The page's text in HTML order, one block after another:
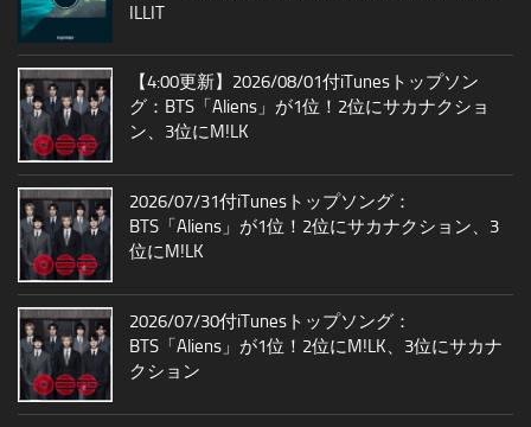
ILLIT
【4:00更新】2026/08/01付iTunesトップソン
グ：BTS「Aliens」が1位！2位にサカナクショ
ン、3位にM!LK
2026/07/31付iTunesトップソング：
BTS「Aliens」が1位！2位にサカナクション、3
位にM!LK
2026/07/30付iTunesトップソング：
BTS「Aliens」が1位！2位にM!LK、3位にサカナ
クション